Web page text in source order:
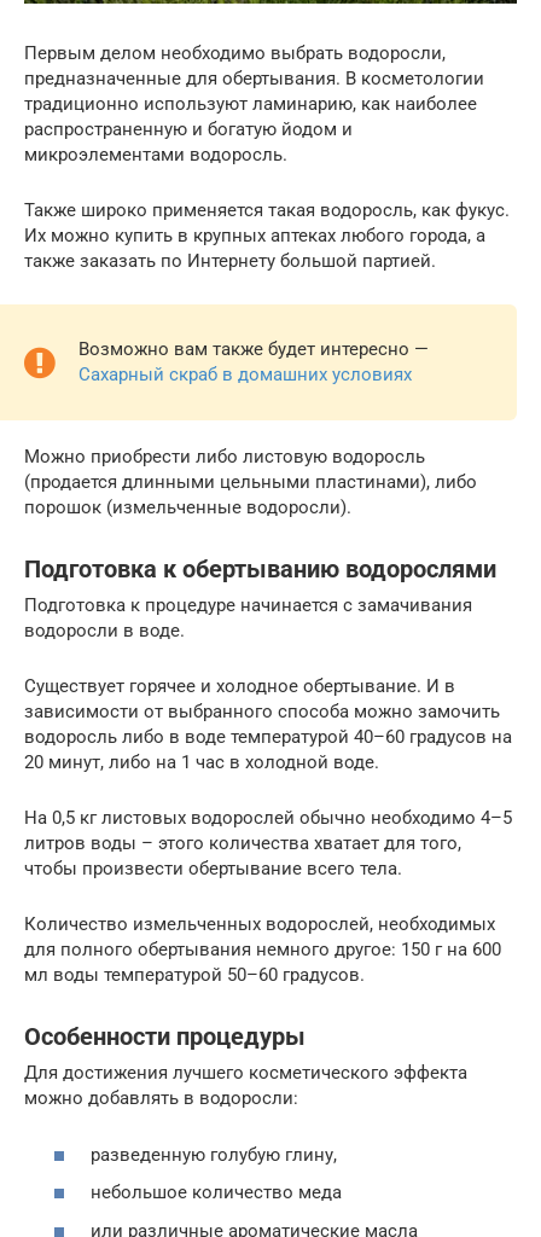
Первым делом необходимо выбрать водоросли,
предназначенные для обертывания. В косметологии
традиционно используют ламинарию, как наиболее
распространенную и богатую йодом и
микроэлементами водоросль.
Также широко применяется такая водоросль, как фукус.
Их можно купить в крупных аптеках любого города, а
также заказать по Интернету большой партией.
Возможно вам также будет интересно —
Сахарный скраб в домашних условиях
Можно приобрести либо листовую водоросль
(продается длинными цельными пластинами), либо
порошок (измельченные водоросли).
Подготовка к обертыванию водорослями
Подготовка к процедуре начинается с замачивания
водоросли в воде.
Существует горячее и холодное обертывание. И в
зависимости от выбранного способа можно замочить
водоросль либо в воде температурой 40–60 градусов на
20 минут, либо на 1 час в холодной воде.
На 0,5 кг листовых водорослей обычно необходимо 4–5
литров воды – этого количества хватает для того,
чтобы произвести обертывание всего тела.
Количество измельченных водорослей, необходимых
для полного обертывания немного другое: 150 г на 600
мл воды температурой 50–60 градусов.
Особенности процедуры
Для достижения лучшего косметического эффекта
можно добавлять в водоросли:
разведенную голубую глину,
небольшое количество меда
или различные ароматические масла